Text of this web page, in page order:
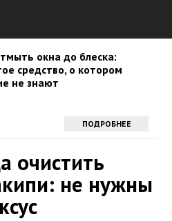
окна до блеска:
средство, о котором
не знают
ПОДРОБНЕЕ
очистить
не нужны